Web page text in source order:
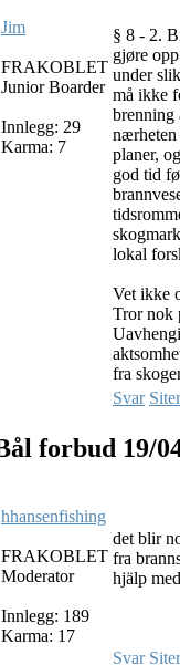
Jim
FRAKOBLET
Junior Boarder
Innlegg: 29
Karma: 7
§ 8 - 2.
gjøre
under
må ikke
brenning
nærheten
planer,
god tid
lokal
Vet ikke
Tror nok
fra
Svar Siter
forbud 19/
hhansenfishing
FRAKOBLET
Moderator
Innlegg: 189
Karma: 17
det blir
fra
hjälp
Svar Siter